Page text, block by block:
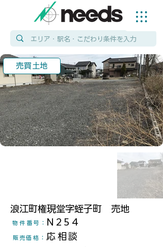
売買土地
浪江町権現堂字蛭子町 売地
​販売価格： 応相談
物件番号 ： N254